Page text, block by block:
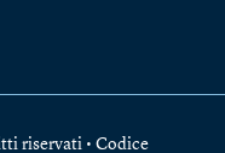
riservati • Codice